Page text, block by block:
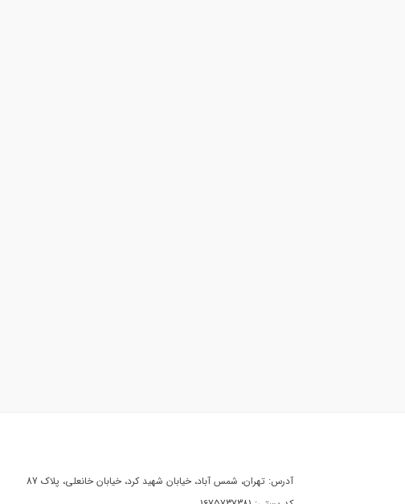
آدرس: تهران، شمس آباد، خیابان شهید کرد، خیابان خانعلی، پلاک 87